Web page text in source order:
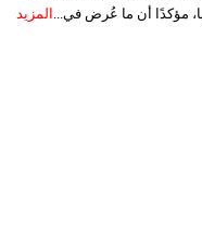
مؤكدًا أن ما عُرض في... المزيد